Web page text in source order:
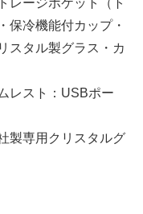
レージポケット（ト
保冷機能付カップ・
スタル製グラス・カ
レスト：USBポー
製専用クリスタルグ